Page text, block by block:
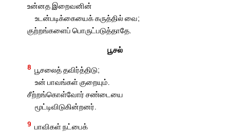
உன்னத இறைவனின்
உடன்படிக்கையைக் கருத்தில் வை;
குற்றங்களைப் பொருட்படுத்தாதே.
பூசல்
8 பூசலைத் தவிர்த்திடு;
உன் பாவங்கள் குறையும்.
சீற்றங்கொள்வோர் சண்டையை
மூட்டிவிடுகின்றனர்.
9 பாவிகள் நட்பைக்